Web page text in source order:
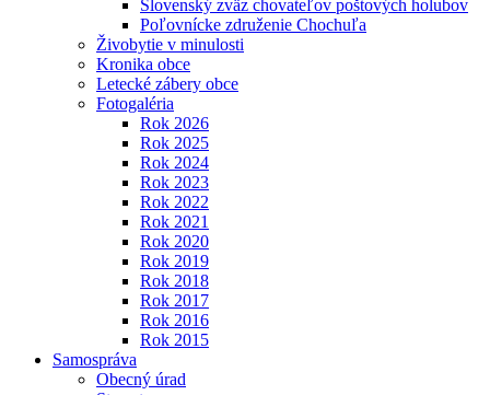
Slovenský zväz chovateľov poštových holubov
Poľovnícke združenie Chochuľa
Živobytie v minulosti
Kronika obce
Letecké zábery obce
Fotogaléria
Rok 2026
Rok 2025
Rok 2024
Rok 2023
Rok 2022
Rok 2021
Rok 2020
Rok 2019
Rok 2018
Rok 2017
Rok 2016
Rok 2015
Samospráva
Obecný úrad